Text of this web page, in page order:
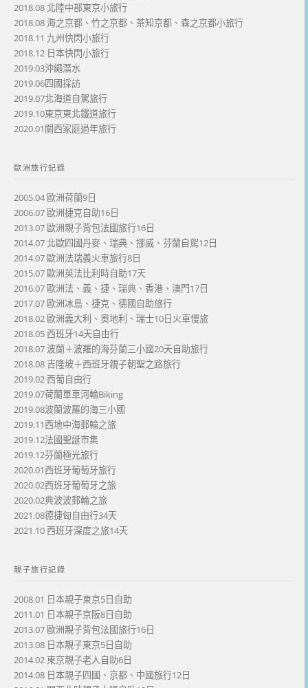
2018.08 北陸中部東京小旅行
2018.08 海之京都、竹之京都、茶知京都、森之京都小旅行
2018.11 九州快閃小旅行
2018.12 日本快閃小旅行
2019.03沖繩潛水
2019.06四國採訪
2019.07北海道自駕旅行
2019.10東京東北鐵道旅行
2020.01關西家庭過年旅行
歐洲旅行記錄
2005.04 歐洲荷蘭9日
2006.07 歐洲捷克自助16日
2013.07 歐洲親子背包法國旅行16日
2014.07 北歐四國丹麥、瑞典、挪威、芬蘭自駕12日
2014.07 歐洲法瑞義火車旅行8日
2015.07 歐洲英法比利時自助17天
2016.07 歐洲法、義、捷、瑞典、香港、澳門17日
2017.07 歐洲冰島、捷克、德國自助旅行
2018.02 歐洲義大利、奧地利、瑞士10日火車慢旅
2018.05 西班牙14天自由行
2018.07 波蘭＋波羅的海芬蘭三小國20天自助旅行
2018.08 吉隆坡＋西班牙親子朝聖之路旅行
2019.02 西葡自由行
2019.07荷蘭單車河輪Biking
2019.08波蘭波羅的海三小國
2019.11西地中海郵輪之旅
2019.12法國聖誕市集
2019.12芬蘭極光旅行
2020.01西班牙葡萄牙旅行
2020.02西班牙葡萄牙之旅
2020.02典波波郵輪之旅
2021.08德捷匈自由行34天
2021.10 西班牙深度之旅14天
親子旅行記錄
2008.01 日本親子東京5日自助
2011.01 日本親子京阪8日自助
2013.07 歐洲親子背包法國旅行16日
2013.08 日本親子東京5日自助
2014.02 東京親子老人自助6日
2014.08 日本親子四國、京都、中國旅行12日